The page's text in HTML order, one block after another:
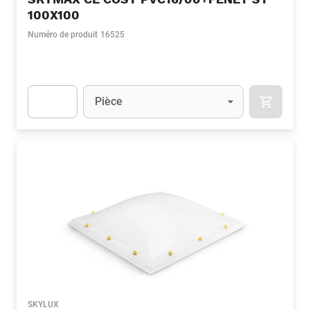
100X100
Numéro de produit 16525
Unité
Pièce
SKYLUX